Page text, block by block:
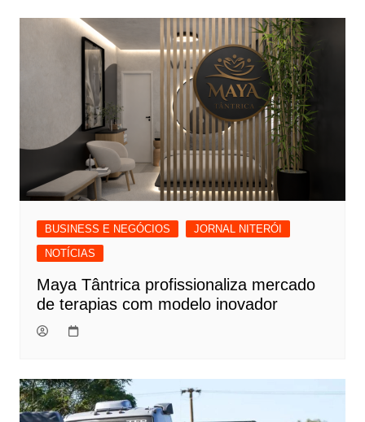
BUSINESS E NEGÓCIOS
JORNAL NITERÓI
NOTÍCIAS
Maya Tântrica profissionaliza mercado
de terapias com modelo inovador